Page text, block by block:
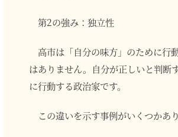
第2の強み：独立性
高市は「自分の味方」のために行
はありません。自分が正しいと判断
に行動する政治家です。
この違いを示す事例がいくつかあり